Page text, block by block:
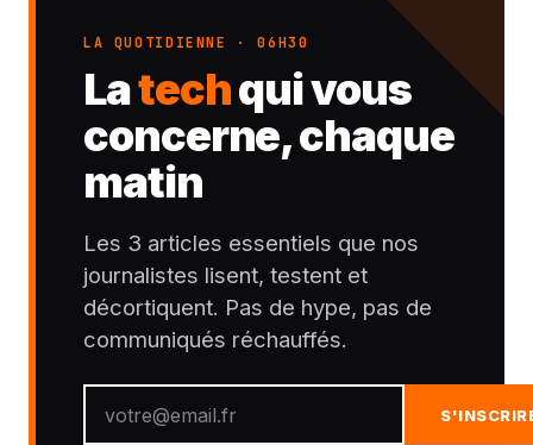
LA QUOTIDIENNE · 06H30
Latechqui vous
concerne, chaque
matin
Les 3 articles essentiels que nos
journalistes lisent, testent et
décortiquent. Pas de hype, pas de
communiqués réchauffés.